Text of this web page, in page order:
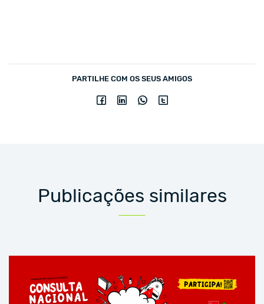
PARTILHE COM OS SEUS AMIGOS
Publicações similares